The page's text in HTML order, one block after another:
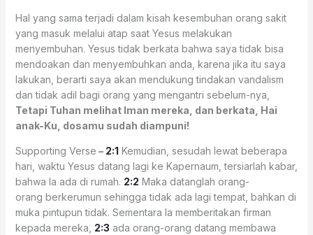
Hal yang sama terjadi dalam kisah kesembuhan orang sakit
yang masuk melalui atap saat Yesus melakukan
menyembuhan. Yesus tidak berkata bahwa saya tidak bisa
mendoakan dan menyembuhkan anda, karena jika itu saya
lakukan, berarti saya akan mendukung tindakan vandalism
dan tidak adil bagi orang yang mengantri sebelum-nya,
Tetapi Tuhan melihat Iman mereka, dan berkata, Hai
anak-Ku, dosamu sudah diampuni!
Supporting Verse – 2:1 Kemudian, sesudah lewat beberapa
hari, waktu Yesus datang lagi ke Kapernaum, tersiarlah kabar,
bahwa Ia ada di rumah. 2:2 Maka datanglah orang-
orang berkerumun sehingga tidak ada lagi tempat, bahkan di
muka pintupun tidak. Sementara Ia memberitakan firman
kepada mereka, 2:3 ada orang-orang datang membawa